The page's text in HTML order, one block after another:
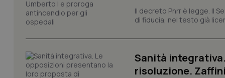
Il decreto Pnrr è legge. Il
di fiducia, nel testo già
Sanità
risoluzione.
I cookie necessari